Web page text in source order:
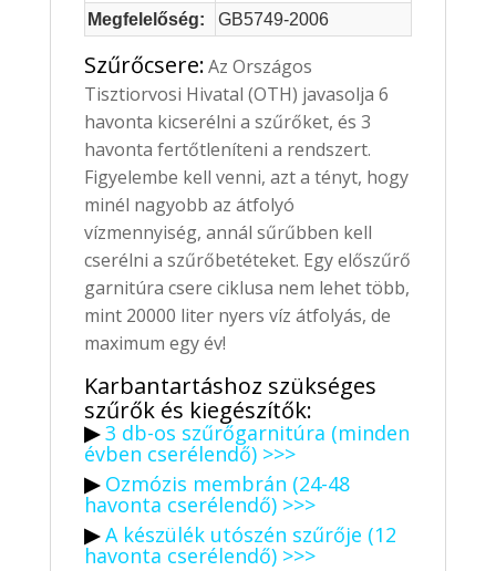
Megfelelőség: GB5749-2006
Szűrőcsere:Az Országos
Tisztiorvosi Hivatal (OTH) javasolja 6
havonta kicserélni a szűrőket, és 3
havonta fertőtleníteni a rendszert.
Figyelembe kell venni, azt a tényt, hogy
minél nagyobb az átfolyó
vízmennyiség, annál sűrűbben kell
cserélni a szűrőbetéteket. Egy előszűrő
garnitúra csere ciklusa nem lehet több,
mint 20000 liter nyers víz átfolyás, de
maximum egy év!
Karbantartáshoz szükséges
szűrők és kiegészítők:
▶3 db-os szűrőgarnitúra (minden
évben cserélendő) >>>
▶ Ozmózis membrán (24-48
havonta cserélendő) >>>
▶A készülék utószén szűrője (12
havonta cserélendő) >>>